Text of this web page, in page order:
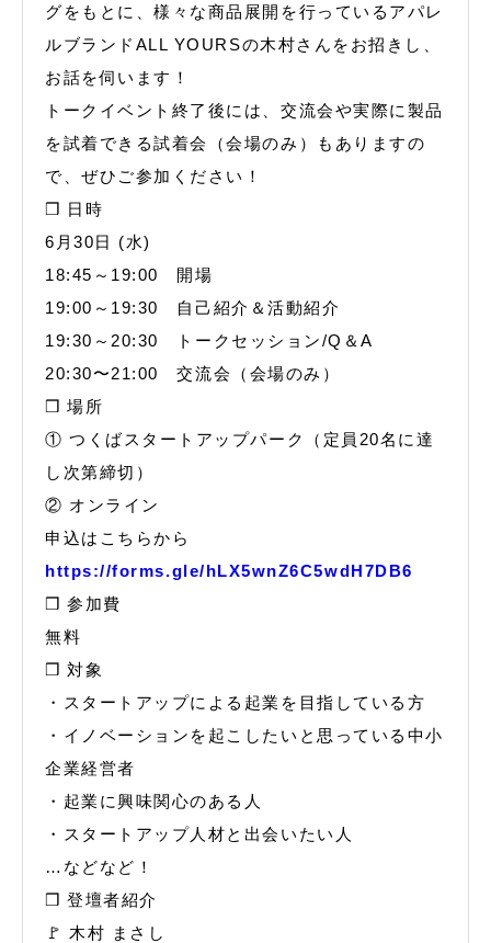
グをもとに、様々な商品展開を行っているアパレ
ルブランドALL YOURSの木村さんをお招きし、
お話を伺います！
トークイベント終了後には、交流会や実際に製品
を試着できる試着会（会場のみ）もありますの
で、ぜひご参加ください！
❒ 日時
6月30日 (水)
18:45～19:00 開場
19:00～19:30 自己紹介＆活動紹介
19:30～20:30 トークセッション/Q＆A
20:30〜21:00 交流会（会場のみ）
❒ 場所
① つくばスタートアップパーク（定員20名に達
し次第締切）
② オンライン
申込はこちらから
https://forms.gle/hLX5wnZ6C5wdH7DB6
❒ 参加費
無料
❒ 対象
・スタートアップによる起業を目指している方
・イノベーションを起こしたいと思っている中小
企業経営者
・起業に興味関心のある人
・スタートアップ人材と出会いたい人
…などなど！
❒ 登壇者紹介
🚩 木村 まさし